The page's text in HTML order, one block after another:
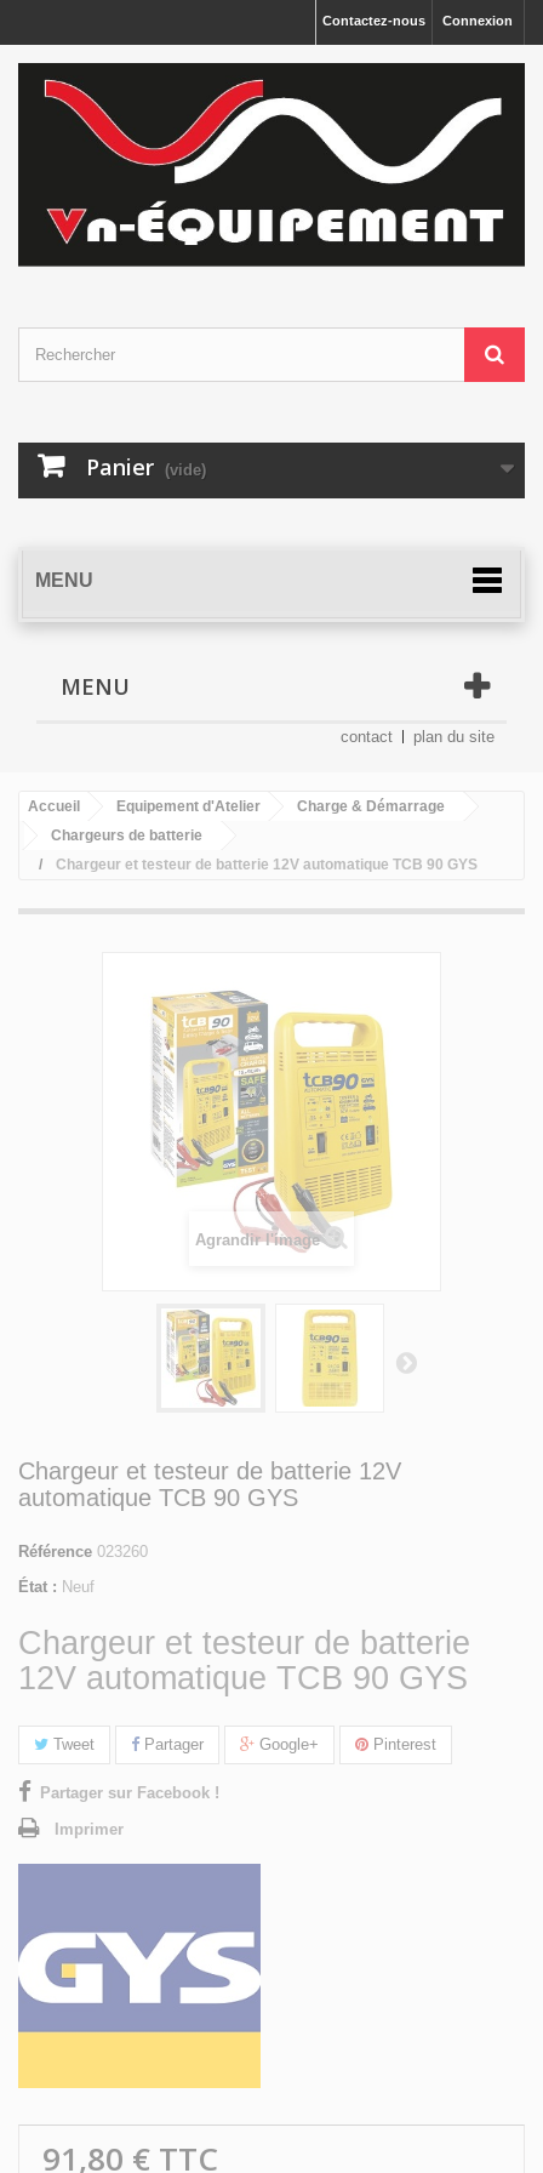
Connexion
Contactez-nous
Panier (vide)
MENU
MENU
contact plan du site
Accueil Equipement d'Atelier
Charge & Démarrage
Chargeurs de batterie
Chargeur et testeur de batterie 12V automatique TCB 90 GYS
Agrandir l'image
Chargeur et testeur de batterie 12V
automatique TCB 90 GYS
Référence 023260
État : Neuf
Chargeur et testeur de batterie
12V automatique TCB 90 GYS
Tweet Partager Google+ Pinterest
Partager sur Facebook !
Imprimer
91,80 € TTC